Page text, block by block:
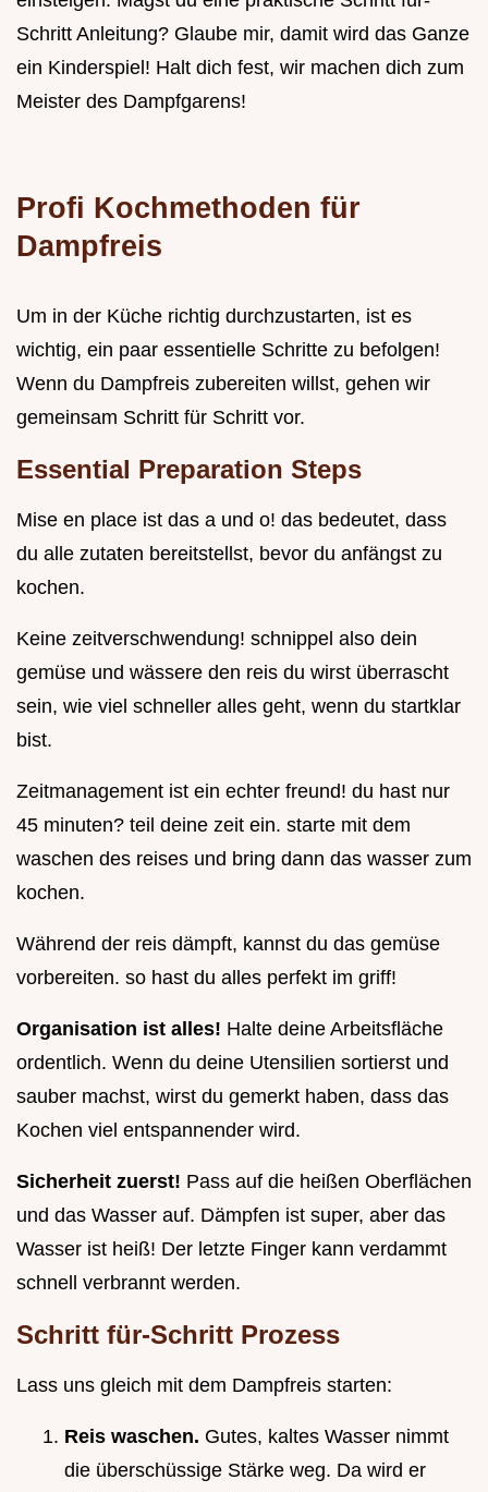
Schritt Anleitung? Glaube mir, damit wird das Ganze
ein Kinderspiel! Halt dich fest, wir machen dich zum
Meister des Dampfgarens!
Profi Kochmethoden für
Dampfreis
Um in der Küche richtig durchzustarten, ist es
wichtig, ein paar essentielle Schritte zu befolgen!
Wenn du Dampfreis zubereiten willst, gehen wir
gemeinsam Schritt für Schritt vor.
Essential Preparation Steps
Mise en place ist das a und o! das bedeutet, dass
du alle zutaten bereitstellst, bevor du anfängst zu
kochen.
Keine zeitverschwendung! schnippel also dein
gemüse und wässere den reis du wirst überrascht
sein, wie viel schneller alles geht, wenn du startklar
bist.
Zeitmanagement ist ein echter freund! du hast nur
45 minuten? teil deine zeit ein. starte mit dem
waschen des reises und bring dann das wasser zum
kochen.
Während der reis dämpft, kannst du das gemüse
vorbereiten. so hast du alles perfekt im griff!
Organisation ist alles! Halte deine Arbeitsfläche
ordentlich. Wenn du deine Utensilien sortierst und
sauber machst, wirst du gemerkt haben, dass das
Kochen viel entspannender wird.
Sicherheit zuerst! Pass auf die heißen Oberflächen
und das Wasser auf. Dämpfen ist super, aber das
Wasser ist heiß! Der letzte Finger kann verdammt
schnell verbrannt werden.
Schritt für-Schritt Prozess
Lass uns gleich mit dem Dampfreis starten:
Reis waschen. Gutes, kaltes Wasser nimmt
die überschüssige Stärke weg. Da wird er